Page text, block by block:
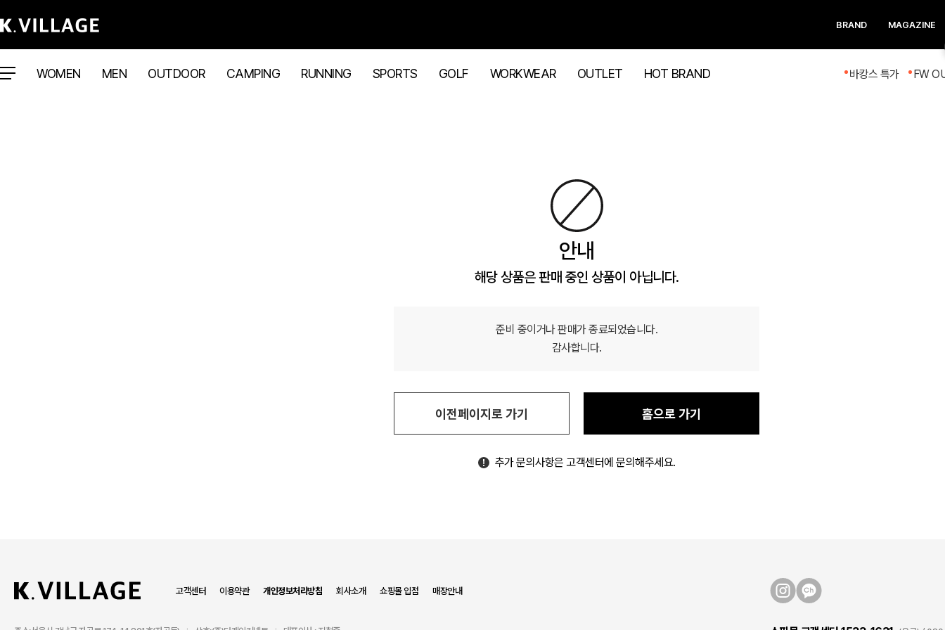
BRAND MAGAZINE
WOMEN MEN OUTDOOR CAMPING RUNNING SPORTS GOLF WORKWEAR OUTLET HOT BRAND 바캉스 특가 FW
안내
해당 상품은 판매 중인 상품이 아닙니다.
준비 중이거나 판매가 종료되었습니다.
감사합니다.
이전페이지로 가기 홈으로 가기
추가 문의사항은 고객센터에 문의해주세요.
고객센터 이용약관 개인정보처리방침 회사소개 쇼핑몰 입점 매장안내